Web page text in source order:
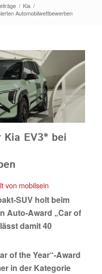
/ Kia /
Automobilwettbewerben
Kia EV3* bei
von mobilsein
SUV holt beim
Auto-Award „Car of
damit 40
of the Year“-Award
in der Kategorie